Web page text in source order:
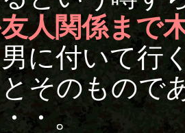
人関係まで
に付いて行
そのもので
・。